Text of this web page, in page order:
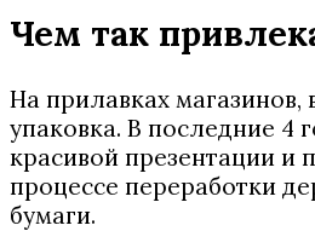
Чем так
На прилавках
упаковка. В последние 4
красивой презентации и
процессе переработки
бумаги.